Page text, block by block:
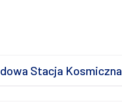
Stacja Kosmiczna